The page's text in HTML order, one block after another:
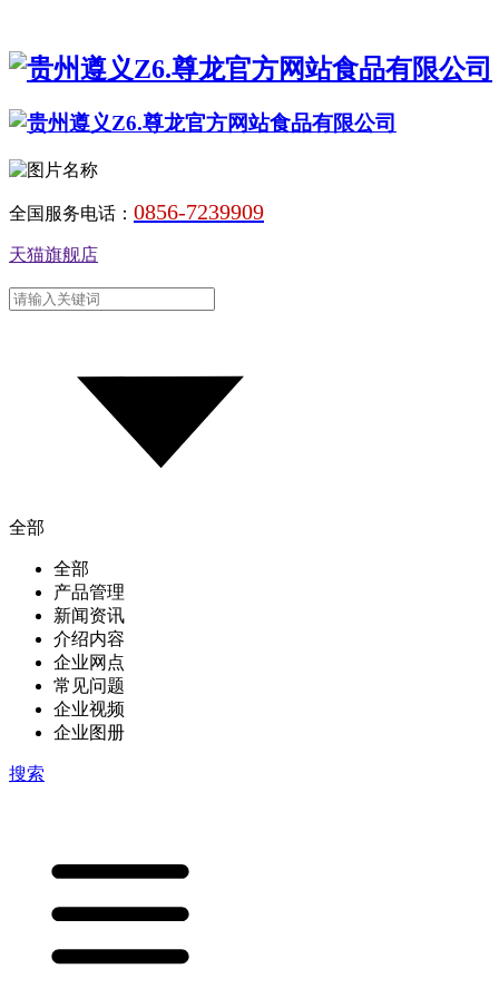
全国服务电话： 0856-7239909
天猫旗舰店
全部
全部
产品管理
新闻资讯
介绍内容
企业网点
常见问题
企业视频
企业图册
搜索